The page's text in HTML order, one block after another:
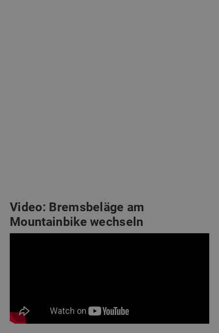
Video: Bremsbeläge am
Mountainbike wechseln